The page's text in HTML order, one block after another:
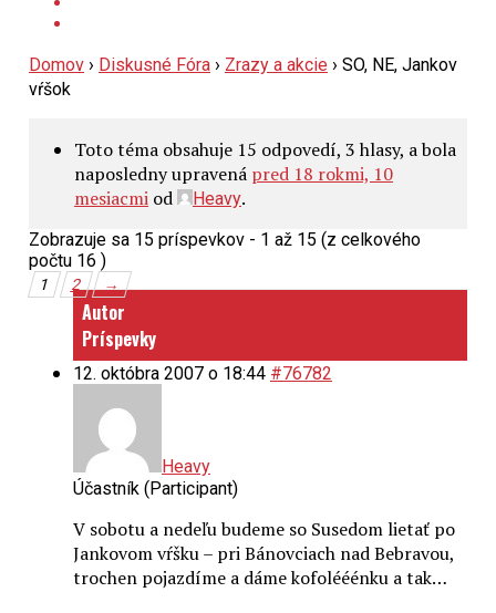
Domov › Diskusné Fóra › Zrazy a akcie › SO, NE, Jankov
vŕšok
Toto téma obsahuje 15 odpovedí, 3 hlasy, a bola
naposledny upravená pred 18 rokmi, 10
mesiacmiod Heavy.
Zobrazuje sa 15 príspevkov - 1 až 15 (z celkového
počtu 16 )
1 2 →
Autor
Príspevky
12. októbra 2007 o 18:44 #76782
Heavy
Účastník (Participant)
V sobotu a nedeľu budeme so Susedom lietať po
Jankovom vŕšku – pri Bánovciach nad Bebravou,
trochen pojazdíme a dáme kofolééénku a tak…